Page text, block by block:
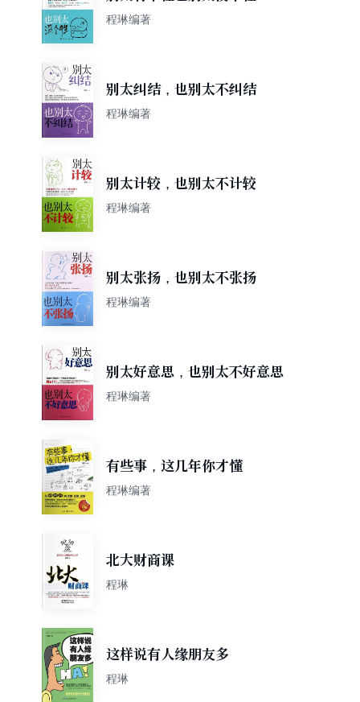
程琳编著
别太纠结，也别太不纠结
程琳编著
别太计较，也别太不计较
程琳编著
别太张扬，也别太不张扬
程琳编著
别太好意思，也别太不好意思
程琳编著
有些事，这几年你才懂
程琳编著
北大财商课
程琳
这样说有人缘朋友多
程琳